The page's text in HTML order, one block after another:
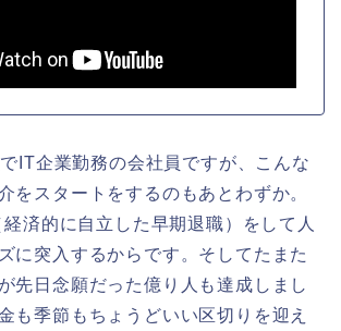
IT企業勤務の会社員ですが、こんな
をスタートをするのもあとわずか。
済的に自立した早期退職）をして人
に突入するからです。そしてたまた
先日念願だった億り人も達成しまし
も季節もちょうどいい区切りを迎え